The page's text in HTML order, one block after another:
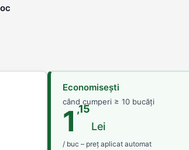
Economisești
când cumperi ≥ 10 bucăți
1 ,15
Lei
/ buc – preț aplicat automat